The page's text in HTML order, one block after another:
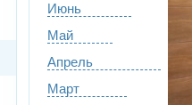
Июнь
Май
Апрель
Март